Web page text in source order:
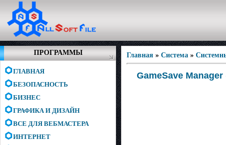
ПРОГРАММЫ
ГЛАВНАЯ
БЕЗОПАСНОСТЬ
БИЗНЕС
ГРАФИКА И ДИЗАЙН
ВСЕ ДЛЯ ВЕБМАСТЕРА
ИНТЕРНЕТ
Главная » Система »
GameSave